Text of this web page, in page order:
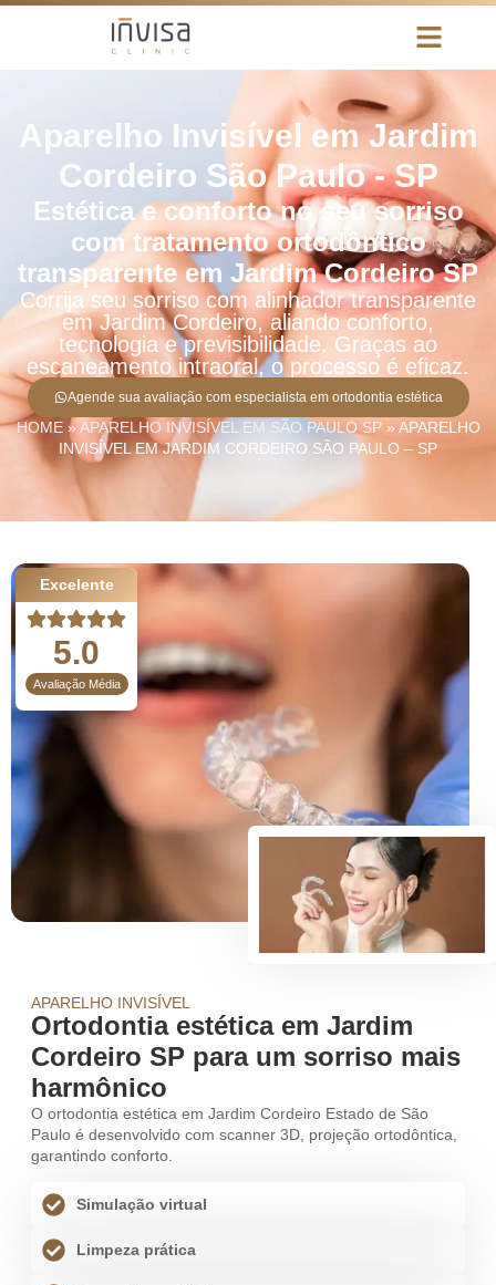
Aparelho Invisível em Jardim
Cordeiro São Paulo - SP
Estética e conforto no seu sorriso
com tratamento ortodôntico
transparente em Jardim Cordeiro SP
Corrija seu sorriso com alinhador transparente
em Jardim Cordeiro, aliando conforto,
tecnologia e previsibilidade. Graças ao
escaneamento intraoral, o processo é eficaz.
Agende sua avaliação com especialista em ortodontia estética
HOME» APARELHO INVISÍVEL EM SÃO PAULO SP» APARELHO
INVISÍVEL EM JARDIM CORDEIRO SÃO PAULO – SP
Excelente
5.0
Avaliação Média
APARELHO INVISÍVEL
Ortodontia estética em Jardim
Cordeiro SP para um sorriso mais
harmônico
O ortodontia estética em Jardim Cordeiro Estado de São
Paulo é desenvolvido com scanner 3D, projeção ortodôntica,
garantindo conforto.
Simulação virtual
Limpeza prática